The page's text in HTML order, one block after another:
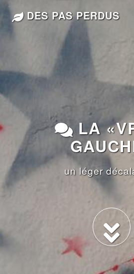
DES PAS PERDUS
LA
un léger